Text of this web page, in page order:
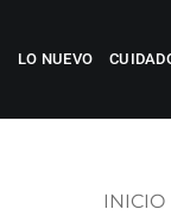
LO NUEVO
INICIO